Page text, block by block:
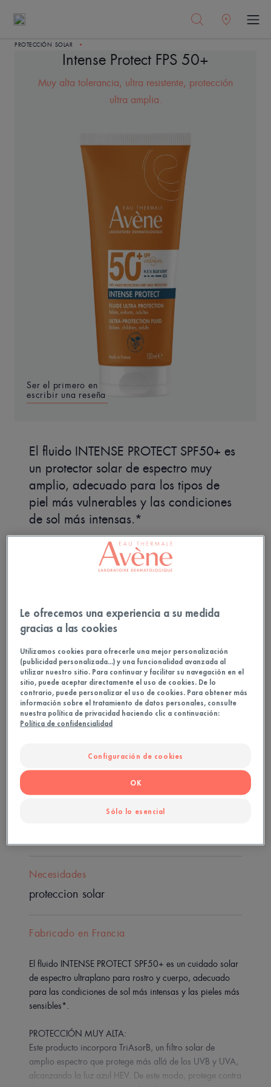
PROTECCIÓN SOLAR
Intense Protect FPS 50+
Muy alta tolerancia, ultra resistente, protección
ultra amplia.
Ser el primero en
escribir una reseña
El fluido INTENSE PROTECT SPF50+ es
un protector solar de espectro muy
amplio, adecuado para los tipos de
piel más vulnerables y las condiciones
de sol más intensas.*
Probado y aprobado en piel seca con tendencia
Muy alta tolerancia, ultra resistente, protección
ultra amplia.
Tubo 150ml
Ideal para
Fototipo
Necesidades
proteccion solar
Fabricado en Francia
El fluido INTENSE PROTECT SPF50+ es un cuidado solar
de espectro ultraplano para rostro y cuerpo, adecuado
para las condiciones de sol más intensas y las pieles más
sensibles*.
PROTECCIÓN MUY ALTA:
Este producto incorpora TriAsorB, un filtro solar de
amplio espectro que protege más allá de los UVB y UVA,
alcanzando la luz azul HEV. De este modo, protege contra
Le ofrecemos una experiencia a su medida
gracias a las cookies
Utilizamos cookies para ofrecerle una mejor personalización
(publicidad personalizada...) y una funcionalidad avanzada al
utilizar nuestro sitio. Para continuar y facilitar su navegación en el
sitio, puede aceptar directamente el uso de cookies. De lo
contrario, puede personalizar el uso de cookies. Para obtener más
información sobre el tratamiento de datos personales, consulte
nuestra política de privacidad haciendo clic a continuación:
Política de confidencialidad
Configuración de cookies
Sólo lo esencial
OK